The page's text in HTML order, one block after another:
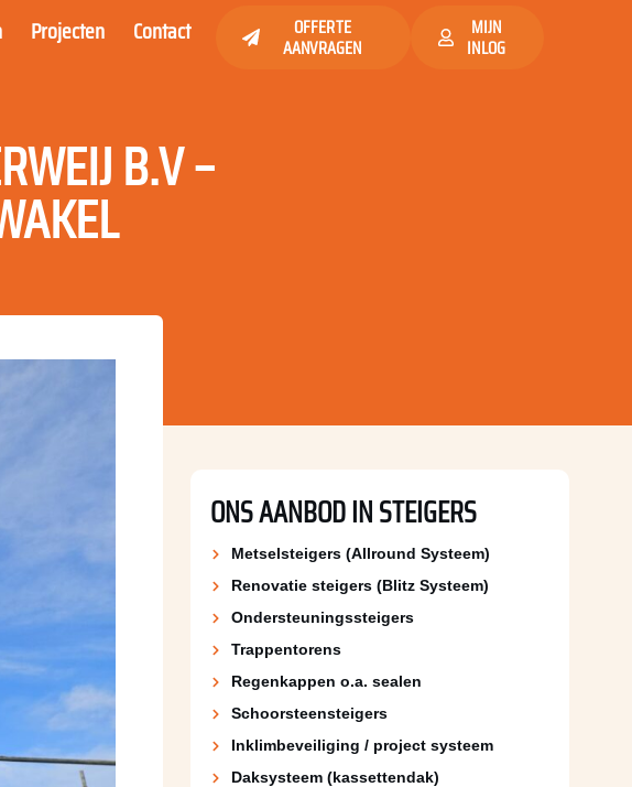
Projecten Contact OFFERTE
AANVRAGEN
MIJN
INLOG
B.V –
ONS AANBOD IN STEIGERS
Metselsteigers (Allround Systeem)
Renovatie steigers (Blitz Systeem)
Ondersteuningssteigers
Trappentorens
Regenkappen o.a. sealen
Schoorsteen­steigers
Inklimbeveiliging / project systeem
Daksysteem (kassettendak)